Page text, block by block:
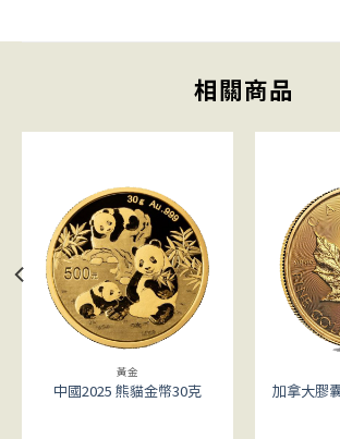
相關商品
黃金
中國2025 熊貓金幣30克 加拿大膠